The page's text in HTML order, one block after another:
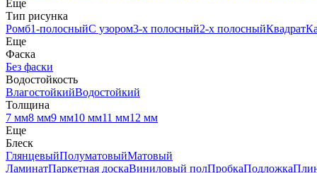
Еще
Тип рисунка
Ромб1-полосныйС узором3-х полосный2-х полосныйКвадрат
Еще
Фаска
Без фаски
Водостойкость
ВлагостойкийВодостойкий
Толщина
7 мм8 мм9 мм10 мм11 мм12 мм
Еще
Блеск
ГлянцевыйПолуматовыйМатовый
ЛаминатПаркетная доскаВиниловый полПробкаПодложка